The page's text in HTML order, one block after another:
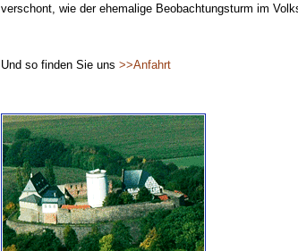
verschont, wie der ehemalige Beobachtungsturm im
Und so finden Sie uns >>Anfahrt